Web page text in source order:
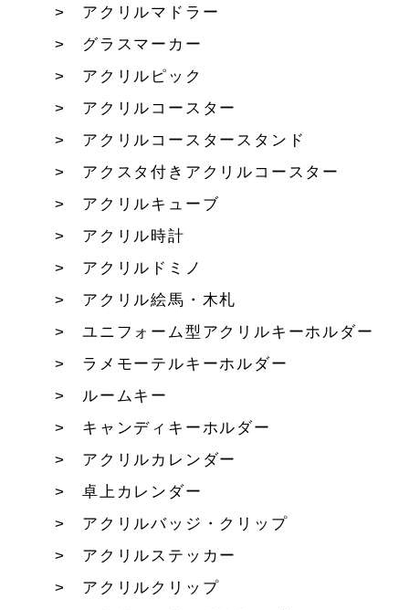
アクリルマドラー
グラスマーカー
アクリルピック
アクリルコースター
アクリルコースタースタンド
アクスタ付きアクリルコースター
アクリルキューブ
アクリル時計
アクリルドミノ
アクリル絵馬・木札
ユニフォーム型アクリルキーホルダー
ラメモーテルキーホルダー
ルームキー
キャンディキーホルダー
アクリルカレンダー
卓上カレンダー
アクリルバッジ・クリップ
アクリルステッカー
アクリルクリップ